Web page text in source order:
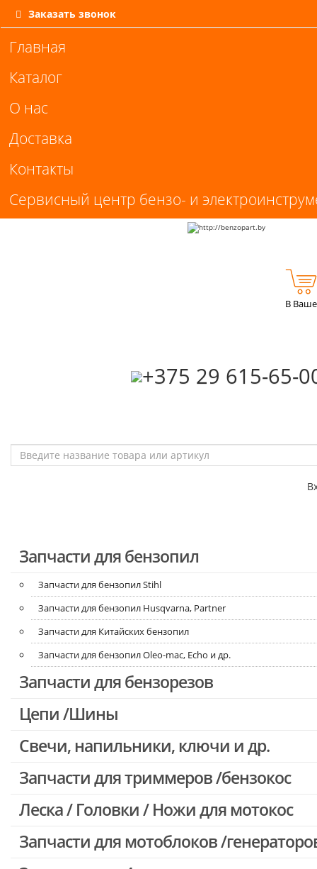
Заказать звонок
Главная
Каталог
О нас
Доставка
Контакты
Сервисный центр бензо- и
‎+375 29 615-65-
В
Запчасти для бензопил
Запчасти для бензопил Stihl
Запчасти для бензопил Husqvarna, Partner
Запчасти для Китайских бензопил
Запчасти для бензопил Oleo-mac, Echo и др.
Запчасти для бензорезов
Цепи /Шины
Свечи, напильники, ключи и др.
Запчасти для триммеров /бензокос
Запчасти для Китайских триммеров
Леска / Головки / Ножи для мотокос
Запчасти для мотоблоков /